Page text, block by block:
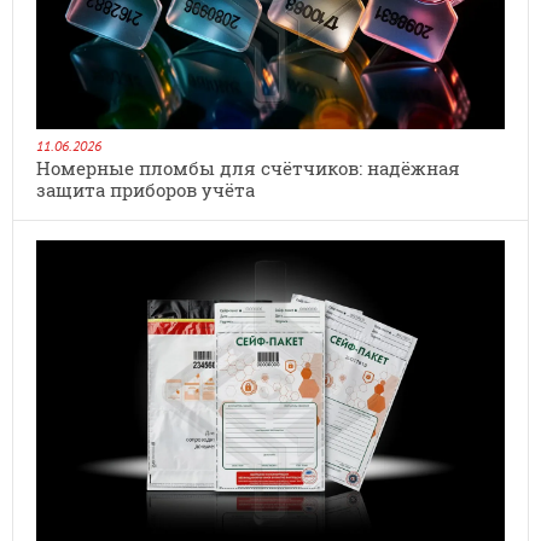
11.06.2026
Номерные пломбы для счётчиков: надёжная
защита приборов учёта